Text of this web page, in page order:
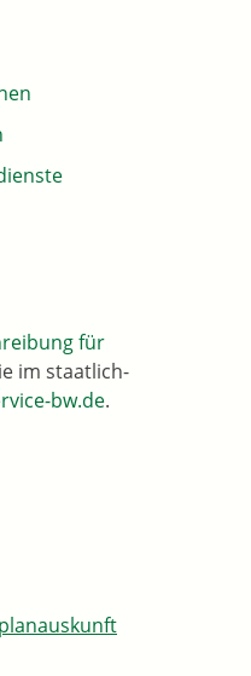
für
im staatlich-
bw.de.